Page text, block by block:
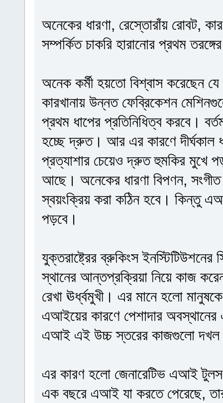
অনেকের ধারণা, রেস্তোরাঁয় রোবট,
সম্পর্কিত চাকরি হারানোর প্রথম
অনেক কর্মী হয়তো বিশ্বাস করেছেন যে
কারখানায় উন্নত ফেব্রিকেশন
প্রথম ধাপের প্রতিনিধিত্ব করবে।
হচ্ছে দ্রুত। আর এর কারণে দীর্ঘকাল
প্রত্যাশার চেয়েও দ্রুত হুমকির
আছে। অনেকের ধারণা বিপণন,
স্বয়ংক্রিয় করা কঠিন হবে। কিন্তু
পড়বে।
যুক্তরাষ্ট্রের ব্রুকিংস
স্থানের আন্তপ্রক্রিয়া নিয়ে কাজ
রেখা ঊর্ধ্বমুখী। এর মানে হলো
এআইয়ের কারণে পেশাদার
এআই এই উচ্চ স্তরের কাজগুলো দখল
এর কারণ হলো জেনারেটিভ এআই
এক বছরে এআই যা করতে পেরেছে,